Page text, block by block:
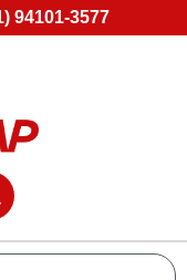
94101-3577